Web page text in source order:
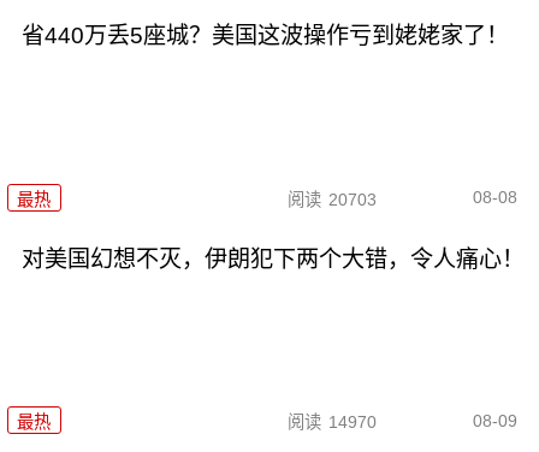
省440万丢5座城？美国这波操作亏到姥姥家了！
最热 阅读 20703 08-08
对美国幻想不灭，伊朗犯下两个大错，令人痛心！
最热 阅读 14970 08-09